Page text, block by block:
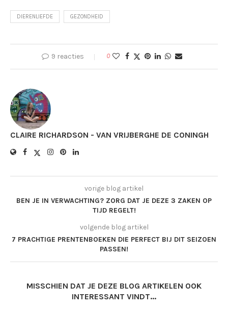
DIERENLIEFDE GEZONDHEID
9 reacties 0
CLAIRE RICHARDSON - VAN VRIJBERGHE DE CONINGH
vorige blog artikel
BEN JE IN VERWACHTING? ZORG DAT JE DEZE 3 ZAKEN OP
TIJD REGELT!
volgende blog artikel
7 PRACHTIGE PRENTENBOEKEN DIE PERFECT BIJ DIT SEIZOEN
PASSEN!
MISSCHIEN DAT JE DEZE BLOG ARTIKELEN OOK
INTERESSANT VINDT...